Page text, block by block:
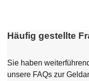
Häufig gestellte
Sie haben
unsere FAQs zur